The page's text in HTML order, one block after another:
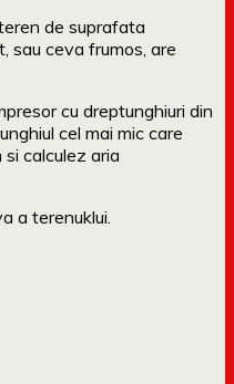
de suprafata
sau ceva frumos, are
cu dreptunghiuri din
cel mai mic care
calculez aria
a terenuklui.